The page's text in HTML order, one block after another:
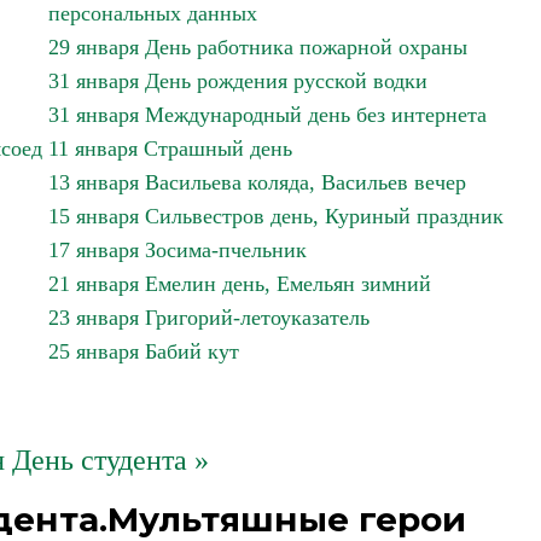
персональных данных
29 января День работника пожарной охраны
31 января День рождения русской водки
31 января Международный день без интернета
11 января Страшный день
13 января Васильева коляда, Васильев вечер
15 января Сильвестров день, Куриный праздник
17 января Зосима-пчельник
21 января Емелин день, Емельян зимний
23 января Григорий-летоуказатель
25 января Бабий кут
День студента »
герои